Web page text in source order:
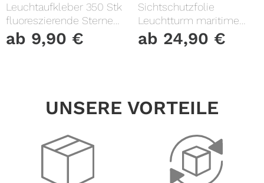
Leuchtaufkleber 350 Stk
fluoreszierende Sterne
und Punkte leuchten im
Dunklen Kinderzimmer
ab 9,90 €
Sichtschutzfolie
Leuchtturm maritime
Fensterfolie Fensterdeko
Milchglasfolie
ab 24,90 €
UNSERE VORTEILE